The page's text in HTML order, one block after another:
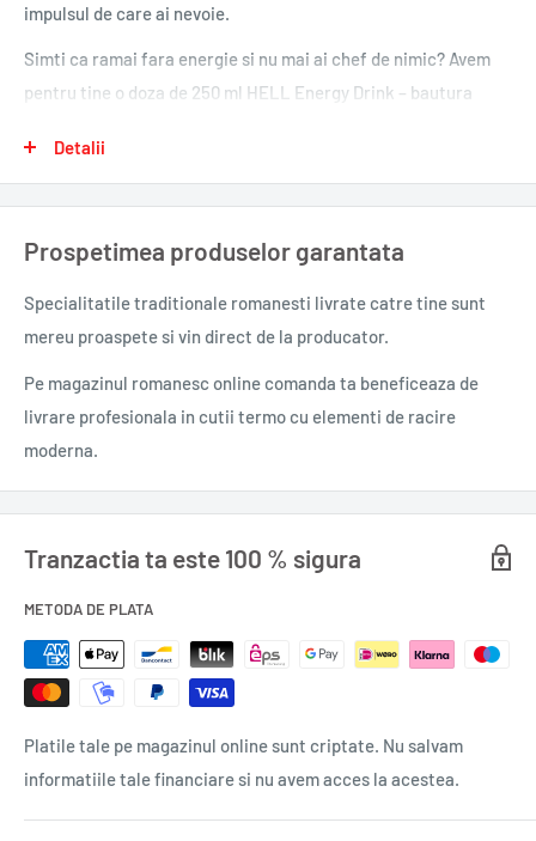
impulsul de care ai nevoie.
Simti ca ramai fara energie si nu mai ai chef de nimic? Avem
pentru tine o doza de 250 ml HELL Energy Drink – bautura
mic impuls.
Gust revigorant și ingrediente de calitate - băutura
energetică HELL Classic s-a bucurat de o popularitate
neîntreruptă chiar de la lansare. Care este secretul
succesului? Conținut de 32 mg/100 ml de cofeină, zahăr
granulat de înaltă calitate, cinci tipuri de vitamine B și un gust
răcoritor de tutti-frutti, toate fără conservanți. Alegerea
perfectă dacă aveți nevoie de puțină energie în plus!
B3: Niacina contribuie la menținerea stării normale a pielii.
B5: Acidul pantotenic contribuie la performanța mentală
normală.
B6: Vitamina B6 contribuie la reducerea oboselii și a oboselii.
Detalii
Prospetimea produselor garantata
Specialitatile traditionale romanesti livrate catre tine sunt
mereu proaspete si vin direct de la producator.
Pe magazinul romanesc online comanda ta beneficeaza de
livrare profesionala in cutii termo cu elementi de racire
moderna.
Tranzactia ta este 100 % sigura
METODA DE PLATA
Platile tale pe magazinul online sunt criptate. Nu salvam
informatiile tale financiare si nu avem acces la acestea.